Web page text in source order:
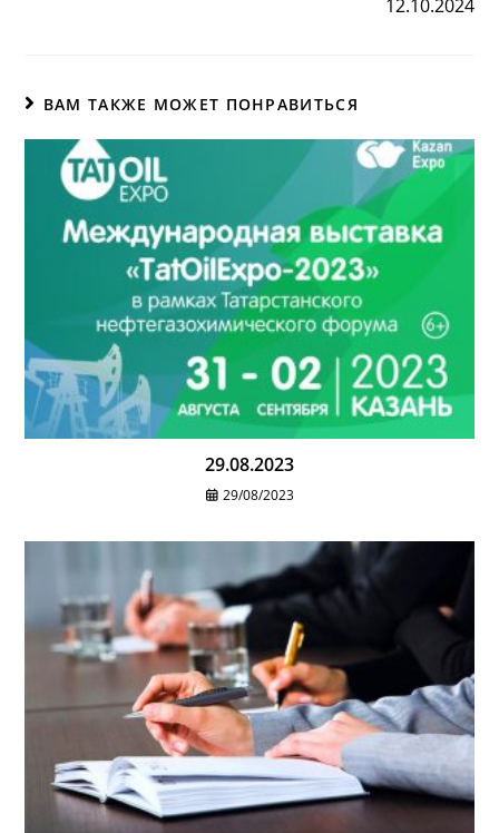
12.10.2024
ВАМ ТАКЖЕ МОЖЕТ ПОНРАВИТЬСЯ
29.08.2023
29/08/2023